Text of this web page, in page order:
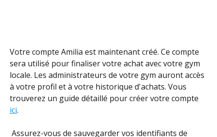
Votre compte Amilia est maintenant créé. Ce compte
sera utilisé pour finaliser votre achat avec votre gym
locale. Les administrateurs de votre gym auront accès
à votre profil et à votre historique d'achats. Vous
trouverez un guide détaillé pour créer votre compte
ici.